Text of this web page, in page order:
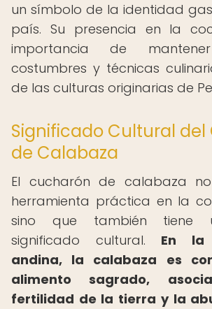
un símbolo de la identidad
país. Su presencia en la
importancia de
costumbres y técnicas
de las culturas originarias de
Significado Cultural
de Calabaza
El cucharón de calabaza
herramienta práctica en la
sino que también tiene
significado cultural. En la
andina, la calabaza es
alimento sagrado,
fertilidad de la tierra y la